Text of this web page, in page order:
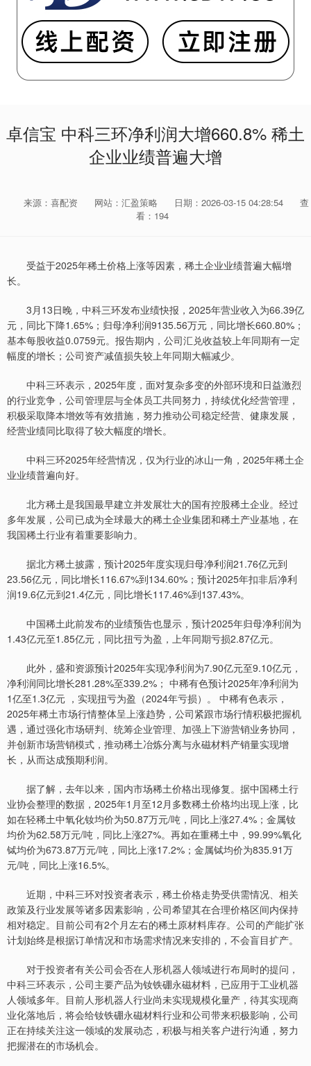
卓信宝 中科三环净利润大增660.8% 稀土
企业业绩普遍大增
来源：喜配资 网站：汇盈策略 日期：2026-03-15 04:28:54
查
看：194
受益于2025年稀土价格上涨等因素，稀土企业业绩普遍大幅增
长。
3月13日晚，中科三环发布业绩快报，2025年营业收入为66.39亿
元，同比下降1.65%；归母净利润9135.56万元，同比增长660.80%；
基本每股收益0.0759元。报告期内，公司汇兑收益较上年同期有一定
幅度的增长；公司资产减值损失较上年同期大幅减少。
中科三环表示，2025年度，面对复杂多变的外部环境和日益激烈
的行业竞争，公司管理层与全体员工共同努力，持续优化经营管理，
积极采取降本增效等有效措施，努力推动公司稳定经营、健康发展，
经营业绩同比取得了较大幅度的增长。
中科三环2025年经营情况，仅为行业的冰山一角，2025年稀土企
业业绩普遍向好。
北方稀土是我国最早建立并发展壮大的国有控股稀土企业。经过
多年发展，公司已成为全球最大的稀土企业集团和稀土产业基地，在
我国稀土行业有着重要影响力。
据北方稀土披露，预计2025年度实现归母净利润21.76亿元到
23.56亿元，同比增长116.67%到134.60%；预计2025年扣非后净利
润19.6亿元到21.4亿元，同比增长117.46%到137.43%。
中国稀土此前发布的业绩预告也显示，预计2025年归母净利润为
1.43亿元至1.85亿元，同比扭亏为盈，上年同期亏损2.87亿元。
此外，盛和资源预计2025年实现净利润为7.90亿元至9.10亿元，
净利润同比增长281.28%至339.2%； 中稀有色预计2025年净利润为
1亿至1.3亿元 ，实现扭亏为盈（2024年亏损）。 中稀有色表示，
2025年稀土市场行情整体呈上涨趋势，公司紧跟市场行情积极把握机
遇，通过强化市场研判、统筹企业管理、加强上下游营销业务协同，
并创新市场营销模式，推动稀土冶炼分离与永磁材料产销量实现增
长，从而达成预期利润。
据了解，去年以来，国内市场稀土价格出现修复。据中国稀土行
业协会整理的数据，2025年1月至12月多数稀土价格均出现上涨，比
如在轻稀土中氧化钕均价为50.87万元/吨，同比上涨27.4%；金属钕
均价为62.58万元/吨，同比上涨27%。再如在重稀土中，99.99%氧化
铽均价为673.87万元/吨，同比上涨17.2%；金属铽均价为835.91万
元/吨，同比上涨16.5%。
近期，中科三环对投资者表示，稀土价格走势受供需情况、相关
政策及行业发展等诸多因素影响，公司希望其在合理价格区间内保持
相对稳定。目前公司有2个月左右的稀土原材料库存。公司的产能扩张
计划始终是根据订单情况和市场需求情况来安排的，不会盲目扩产。
对于投资者有关公司会否在人形机器人领域进行布局时的提问，
中科三环表示，公司主要产品为钕铁硼永磁材料，已应用于工业机器
人领域多年。目前人形机器人行业尚未实现规模化量产，待其实现商
业化落地后，将会给钕铁硼永磁材料行业和公司带来积极影响，公司
正在持续关注这一领域的发展动态，积极与相关客户进行沟通，努力
把握潜在的市场机会。